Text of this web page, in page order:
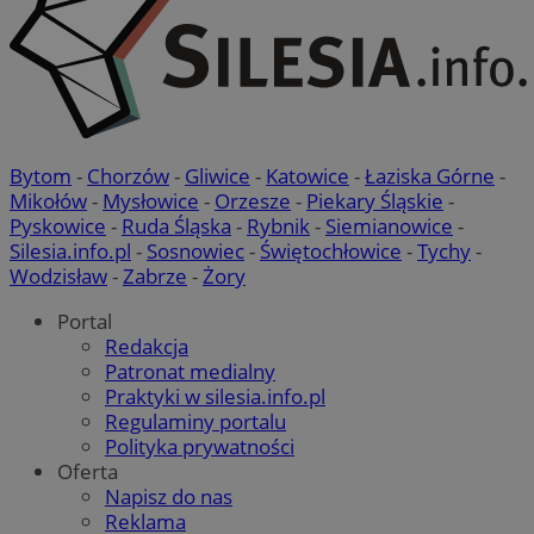
Bytom - Chorzów- Gliwice - Katowice -Łaziska Górne -
Mikołów- Mysłowice - Orzesze - Piekary Śląskie -
Pyskowice - Ruda Śląska - Rybnik- Siemianowice -
Silesia.info.pl - Sosnowiec- Świętochłowice -Tychy-
Wodzisław-Zabrze -Żory
Portal
Redakcja
Patronat medialny
Praktyki w silesia.info.pl
Regulaminy portalu
Polityka prywatności
Oferta
Napisz do nas
Reklama